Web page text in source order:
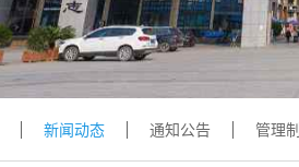
联系我们
教学改革
学术交流
新闻动态 通知公告 管理